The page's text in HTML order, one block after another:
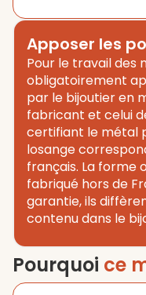
Apposer les
Pour le travail des
obligatoirement
par le bijoutier en
fabricant et celui
certifiant le métal
losange
français. La forme
fabriqué hors de
garantie, ils
contenu dans le
Pourquoi ce